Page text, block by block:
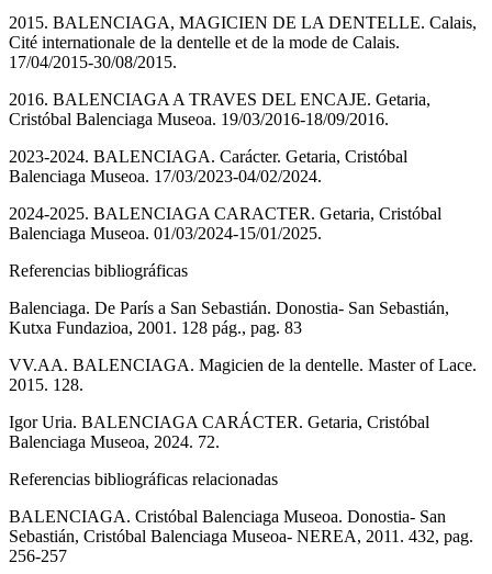
2015. BALENCIAGA, MAGICIEN DE LA DENTELLE. Calais,
Cité internationale de la dentelle et de la mode de Calais.
17/04/2015-30/08/2015.
2016. BALENCIAGA A TRAVES DEL ENCAJE. Getaria,
Cristóbal Balenciaga Museoa. 19/03/2016-18/09/2016.
2023-2024. BALENCIAGA. Carácter. Getaria, Cristóbal
Balenciaga Museoa. 17/03/2023-04/02/2024.
2024-2025. BALENCIAGA CARACTER. Getaria, Cristóbal
Balenciaga Museoa. 01/03/2024-15/01/2025.
Referencias bibliográficas
Balenciaga. De París a San Sebastián. Donostia- San Sebastián,
Kutxa Fundazioa, 2001. 128 pág., pag. 83
VV.AA. BALENCIAGA. Magicien de la dentelle. Master of Lace.
2015. 128.
Igor Uria. BALENCIAGA CARÁCTER. Getaria, Cristóbal
Balenciaga Museoa, 2024. 72.
Referencias bibliográficas relacionadas
BALENCIAGA. Cristóbal Balenciaga Museoa. Donostia- San
Sebastián, Cristóbal Balenciaga Museoa- NEREA, 2011. 432, pag.
256-257